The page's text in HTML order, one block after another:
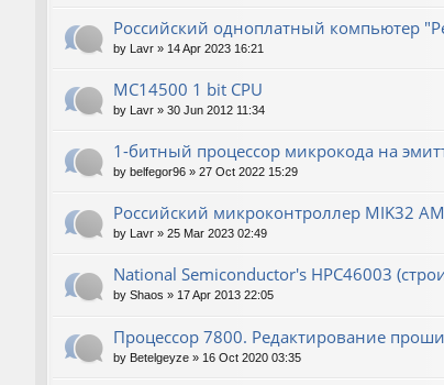
Российский одноплатный компьютер
by Lavr » 14 Apr 2023 16:21
MC14500 1 bit CPU
by Lavr » 30 Jun 2012 11:34
1-битный процессор микрокода на
by belfegor96 » 27 Oct 2022 15:29
Российский микроконтроллер MIK32
by Lavr » 25 Mar 2023 02:49
National Semiconductor's HPC46003
by Shaos » 17 Apr 2013 22:05
Процессор 7800. Редактирование
by Betelgeyze » 16 Oct 2020 03:35